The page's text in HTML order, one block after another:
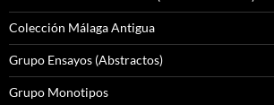
Colección Málaga Antigua
Grupo Ensayos (Abstractos)
Grupo Monotipos